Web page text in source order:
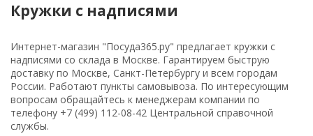
Кружки с надписями
Интернет-магазин "Посуда365.ру" предлагает кружки с
надписями со склада в Москве. Гарантируем быструю
доставку по Москве, Санкт-Петербургу и всем городам
России. Работают пункты самовывоза. По интересующим
вопросам обращайтесь к менеджерам компании по
телефону +7 (499) 112-08-42 Центральной справочной
службы.